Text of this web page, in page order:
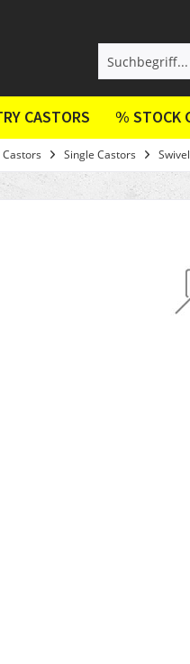
CASTORS % STOCK
Castors Single Castors